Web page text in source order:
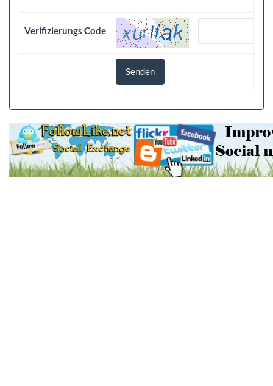
Verifizierungs Code